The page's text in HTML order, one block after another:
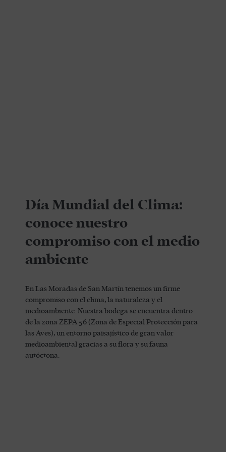
Día Mundial del Clima:
conoce nuestro
compromiso con el medio
ambiente
En Las Moradas de San Martín tenemos un firme
compromiso con el clima, la naturaleza y el
medioambiente. Nuestra bodega se encuentra dentro
de la zona ZEPA 56 (Zona de Especial Protección para
las Aves), un entorno paisajístico de gran valor
medioambiental gracias a su flora y su fauna
autóctona.